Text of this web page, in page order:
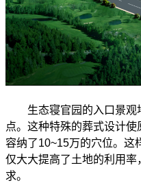
生态寝官园的入口景观
点。这种特殊的葬式设计使
容纳了10~15万的穴位。这
仅大大提高了土地的利用
求。